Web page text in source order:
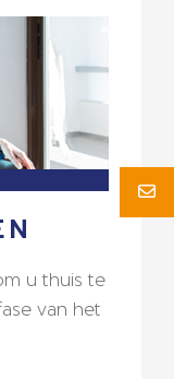
u thuis te
van het